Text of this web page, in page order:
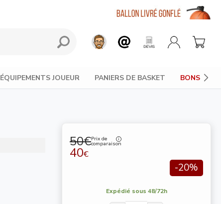
ÉQUIPEMENTS JOUEUR PANIERS DE BASKET BONS
50€Prix de
comparaison
40€
-20%
Expédié sous 48/72h